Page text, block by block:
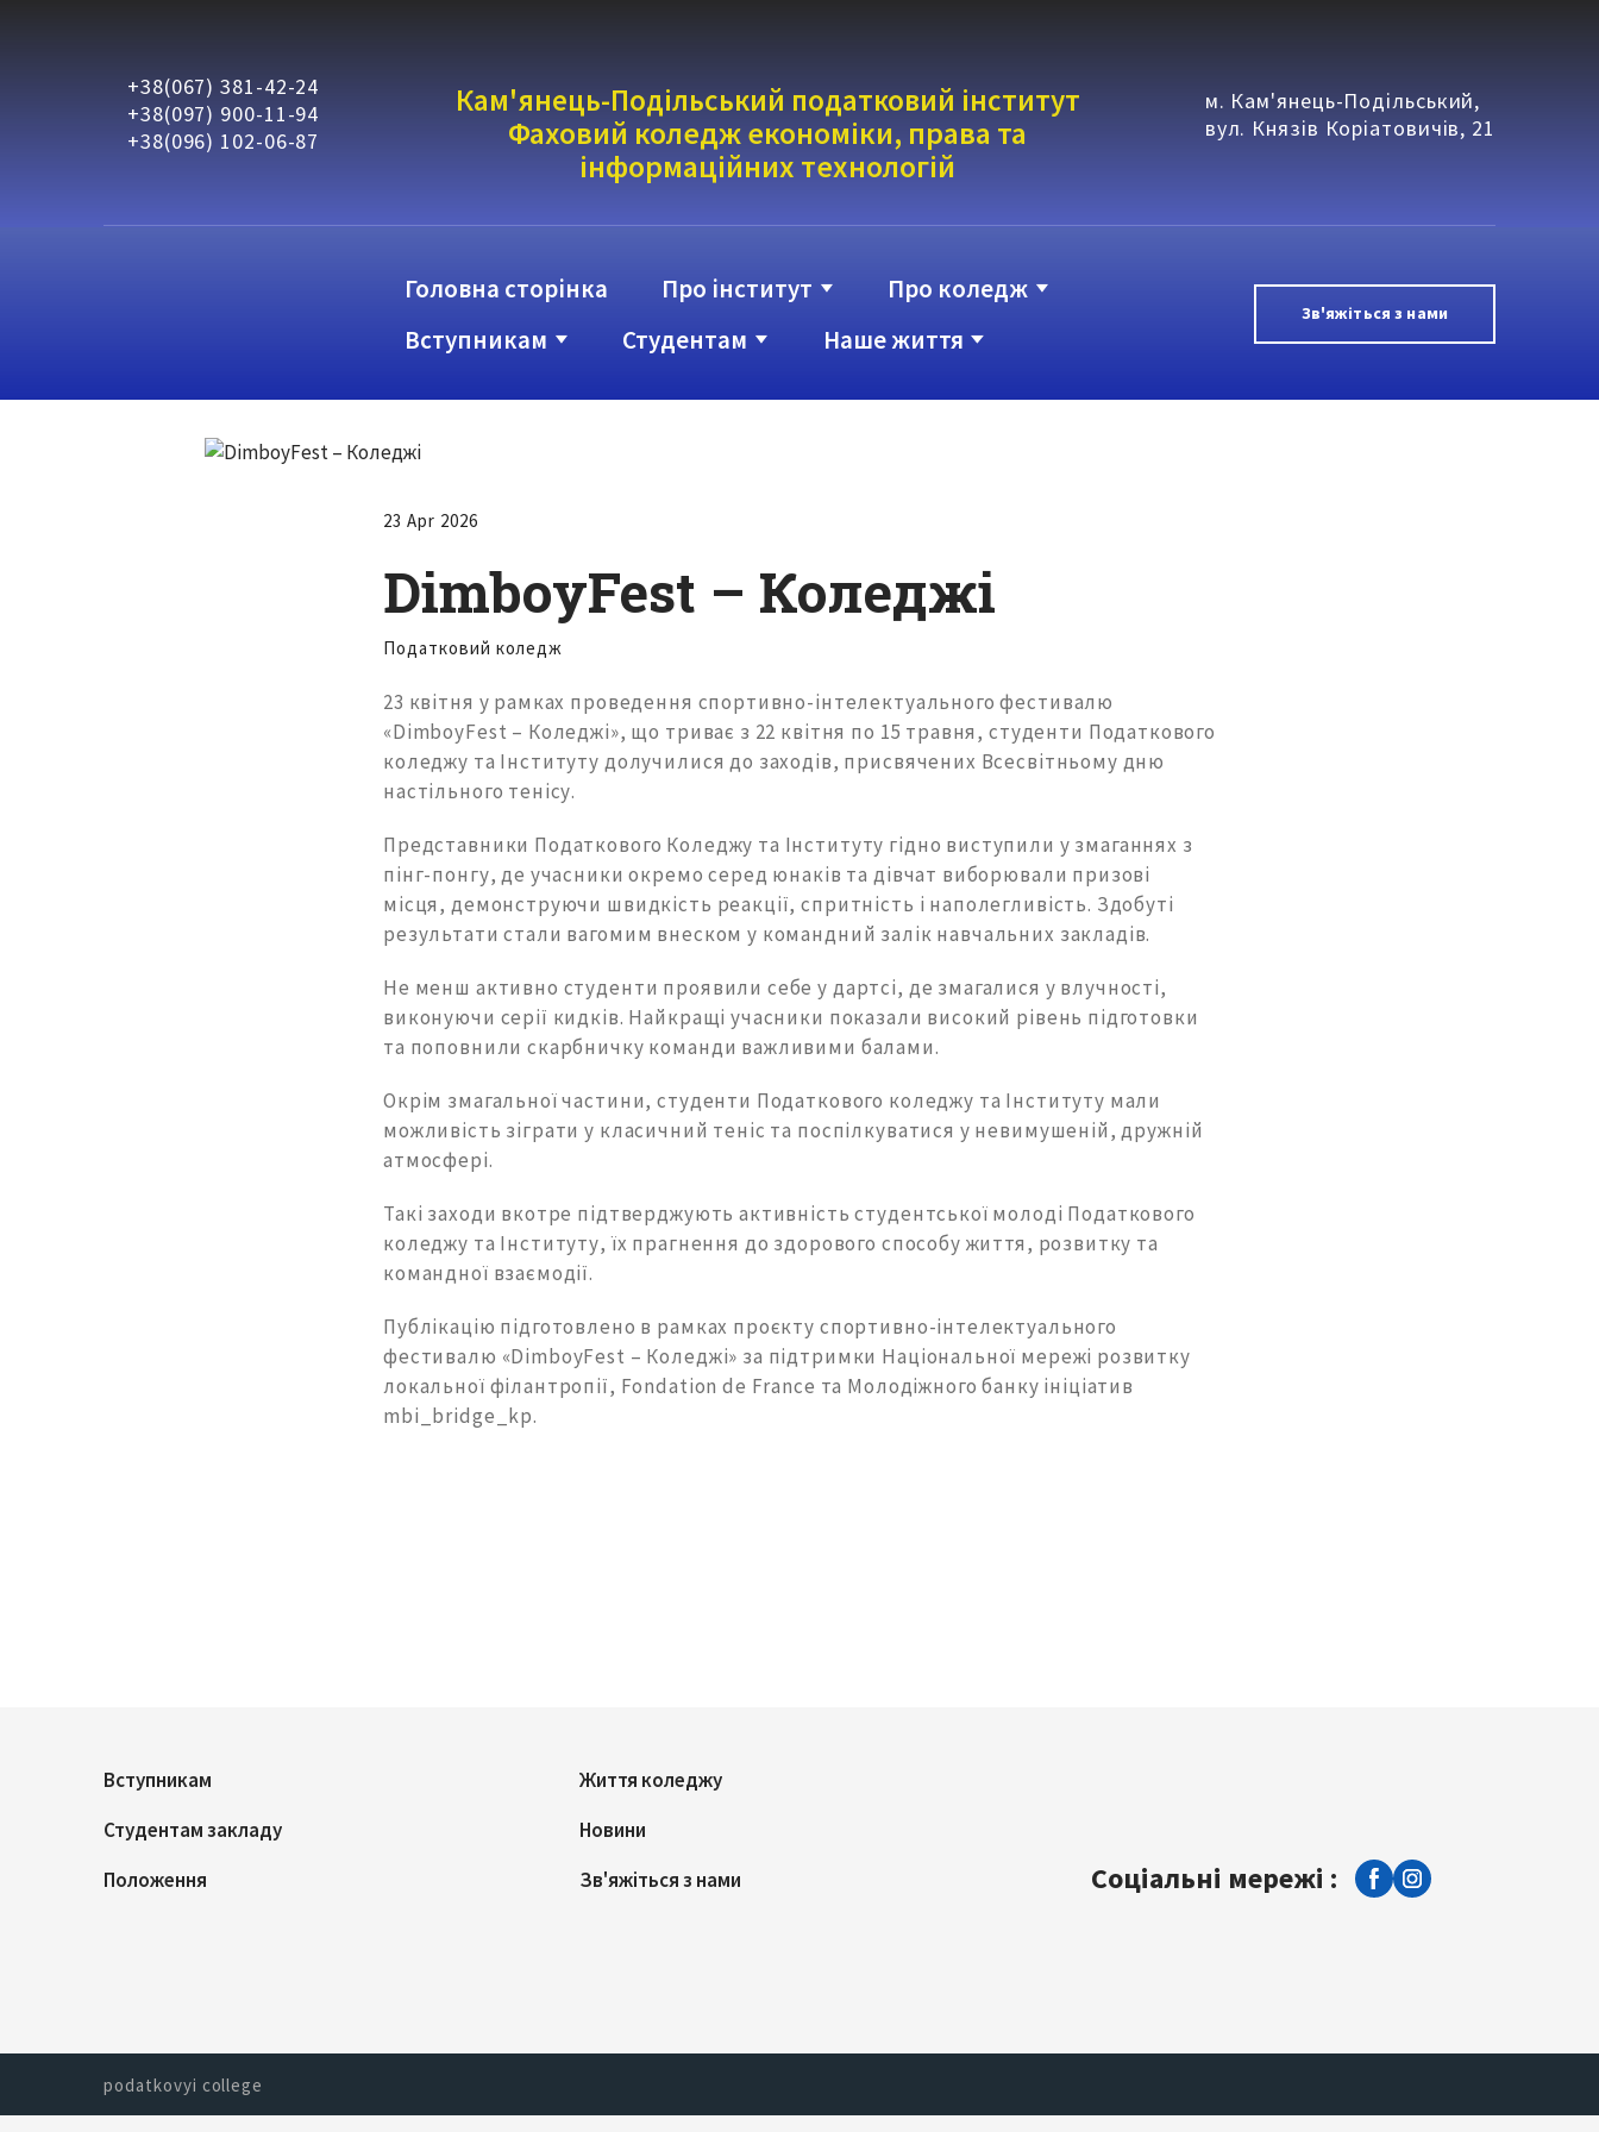
+38(067) 381-42-24
+38(097) 900-11-94
+38(096) 102-06-87
Кам'янець-Подільський податковий інститут
Фаховий коледж економіки, права та
інформаційних технологій
м. Кам'янець-Подільський,
вул. Князів Коріатовичів, 21
Головна сторінка Про інститут
Про коледж
Вступникам
Студентам Наше життя
Зв'яжіться з нами
23 Apr 2026
DimboyFest – Коледжі
Податковий коледж
23 квітня у рамках проведення спортивно-інтелектуального фестивалю
«DimboyFest – Коледжі», що триває з 22 квітня по 15 травня, студенти Податкового
коледжу та Інституту долучилися до заходів, присвячених Всесвітньому дню
настільного тенісу.
Представники Податкового Коледжу та Інституту гідно виступили у змаганнях з
пінг-понгу, де учасники окремо серед юнаків та дівчат виборювали призові
місця, демонструючи швидкість реакції, спритність і наполегливість. Здобуті
результати стали вагомим внеском у командний залік навчальних закладів.
Не менш активно студенти проявили себе у дартсі, де змагалися у влучності,
виконуючи серії кидків. Найкращі учасники показали високий рівень підготовки
та поповнили скарбничку команди важливими балами.
Окрім змагальної частини, студенти Податкового коледжу та Інституту мали
можливість зіграти у класичний теніс та поспілкуватися у невимушеній, дружній
атмосфері.
Такі заходи вкотре підтверджують активність студентської молоді Податкового
коледжу та Інституту, їх прагнення до здорового способу життя, розвитку та
командної взаємодії.
Публікацію підготовлено в рамках проєкту спортивно-інтелектуального
фестивалю «DimboyFest – Коледжі» за підтримки Національної мережі розвитку
локальної філантропії, Fondation de Francе та Молодіжного банку ініціатив
mbi_bridge_kp.
Вступникам
Студентам закладу
Положення
Життя коледжу
Новини
Зв'яжіться з нами
Соціальні мережі :
podatkovyi college